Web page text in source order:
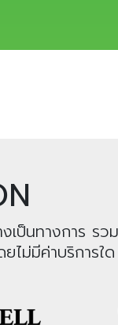
เป็นทางการ ร
ยไม่มีค่าบริการ